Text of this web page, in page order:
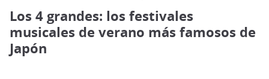
Los 4 grandes: los festivales
musicales de verano más famosos de
Japón